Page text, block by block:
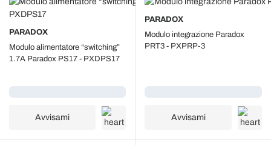
PARADOX
Modulo alimentatore “switching”
1.7A Paradox PS17 - PXDPS17
Avvisami
PARADOX
Modulo integrazione Paradox
PRT3 - PXPRP-3
Avvisami